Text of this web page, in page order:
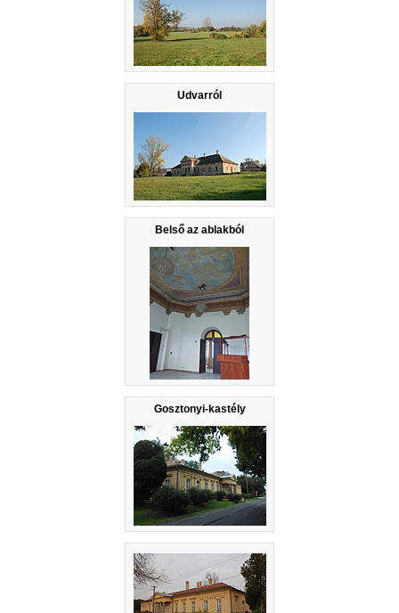
Udvarról
Belső az ablakból
Gosztonyi-kastély